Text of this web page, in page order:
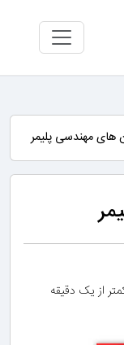
های مهندسی پلیمر
از یک دقیقه